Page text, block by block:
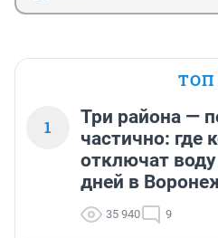
ТОП
1
Три района —
частично: где
отключат
дней в
35 940 9